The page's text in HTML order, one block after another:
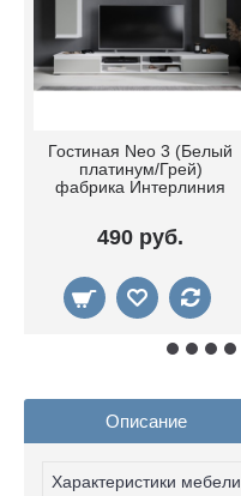
Гостиная Neo 5 (Белый
платинум/Керамика)
фабрика Интерлиния
580 руб.
Описание
Характеристики мебели